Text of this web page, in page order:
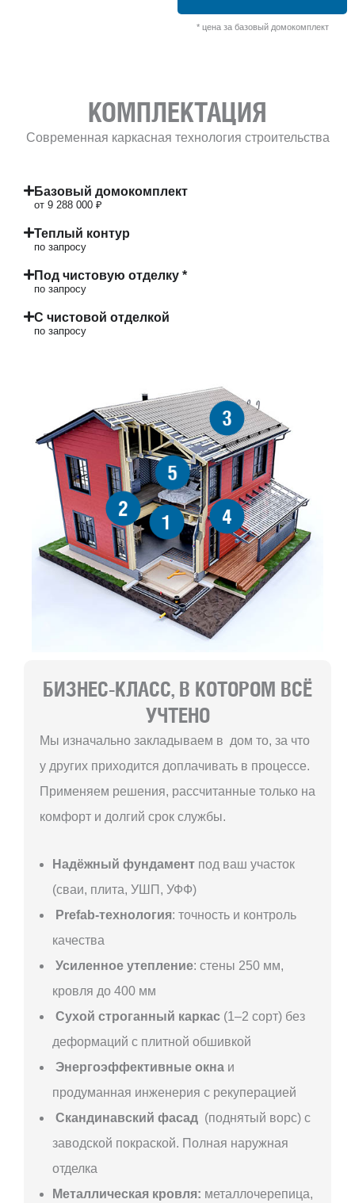
* цена за базовый домокомплект
КОМПЛЕКТАЦИЯ
Современная каркасная технология строительства
Базовый домокомплект
от 9 288 000 ₽
Теплый контур
по запросу
Под чистовую отделку *
по запросу
С чистовой отделкой
по запросу
1
2
3
4
5
БИЗНЕС-КЛАСС, В КОТОРОМ ВСЁ
УЧТЕНО
Мы изначально закладываем в дом то, за что
у других приходится доплачивать в процессе.
Применяем решения, рассчитанные только на
комфорт и долгий срок службы.
Надёжный фундамент под ваш участок
(сваи, плита, УШП, УФФ)
Prefab-технология: точность и контроль
качества
Усиленное утепление: стены 250 мм,
кровля до 400 мм
Сухой строганный каркас (1–2 сорт) без
деформаций с плитной обшивкой
Энергоэффективные окна и
продуманная инженерия с рекуперацией
Скандинавский фасад (поднятый ворс) с
заводской покраской. Полная наружная
отделка
Металлическая кровля: металлочерепица,